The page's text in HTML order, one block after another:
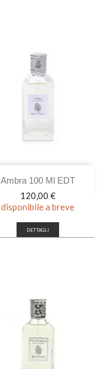
Ambra 100 Ml EDT
Prezzo
120,00 €
disponibile a breve
DETTAGLI